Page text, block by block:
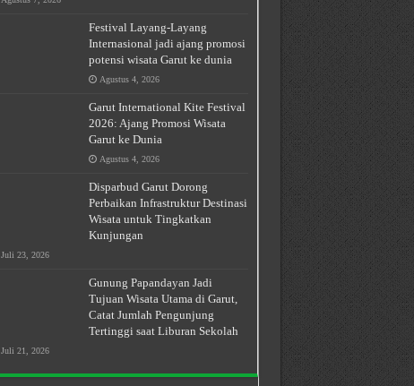
Festival Layang-Layang
Internasional jadi ajang promosi
potensi wisata Garut ke dunia
Agustus 4, 2026
Garut International Kite Festival
2026: Ajang Promosi Wisata
Garut ke Dunia
Agustus 4, 2026
Disparbud Garut Dorong
Perbaikan Infrastruktur Destinasi
Wisata untuk Tingkatkan
Kunjungan
Juli 23, 2026
Gunung Papandayan Jadi
Tujuan Wisata Utama di Garut,
Catat Jumlah Pengunjung
Tertinggi saat Liburan Sekolah
Juli 21, 2026